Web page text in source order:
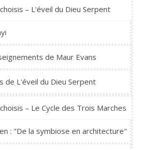
– L'éveil du Dieu Serpent
de Maur Evans
de L'éveil du Dieu Serpent
– Le Cycle des Trois Marches
: "De la symbiose en architecture"